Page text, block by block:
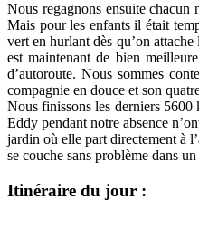
Nous regagnons ensuite chacun
Mais pour les enfants il était
vert en hurlant dès qu’on
est maintenant de bien
d’autoroute. Nous sommes
compagnie en douce et son
Nous finissons les derniers 5600
Eddy pendant notre absence
jardin où elle part directement à
se couche sans problème dans
Itinéraire du jour :